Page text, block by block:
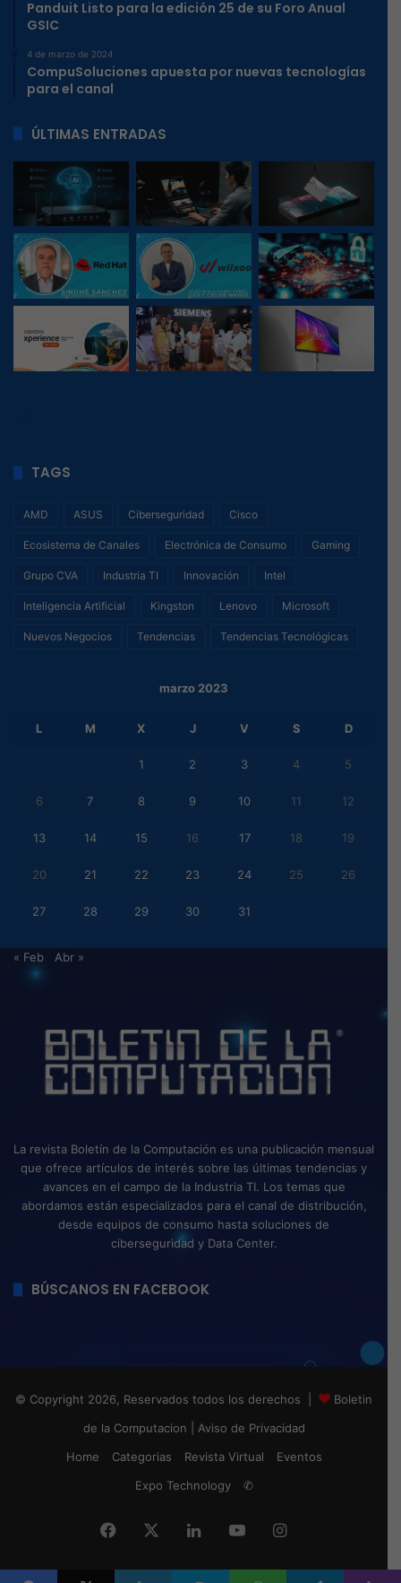
Panduit Listo para la edición 25 de su Foro Anual
GSIC
4 de marzo de 2024
CompuSoluciones apuesta por nuevas tecnologías
para el canal
ÚLTIMAS ENTRADAS
TAGS
AMD ASUS Ciberseguridad Cisco
Ecosistema de Canales Electrónica de Consumo Gaming
Grupo CVA Industria TI Innovación Intel
Inteligencia Artificial Kingston Lenovo Microsoft
Nuevos Negocios Tendencias Tendencias Tecnológicas
marzo 2023
L M X J V S D
1 2 3 4 5
6 7 8 9 10 11 12
13 14 15 16 17 18 19
20 21 22 23 24 25 26
27 28 29 30 31
« Feb Abr »
La revista Boletín de la Computación es una publicación mensual
que ofrece artículos de interés sobre las últimas tendencias y
avances en el campo de la Industria TI. Los temas que
abordamos están especializados para el canal de distribución,
desde equipos de consumo hasta soluciones de
ciberseguridad y Data Center.
BÚSCANOS EN FACEBOOK
© Copyright 2026, Reservados todos los derechos |
Boletin
de la Computacion
Aviso de Privacidad
Home
Categorias Revista Virtual
Eventos
Expo Technology
✆
Facebook LinkedInYouTubeInstagram